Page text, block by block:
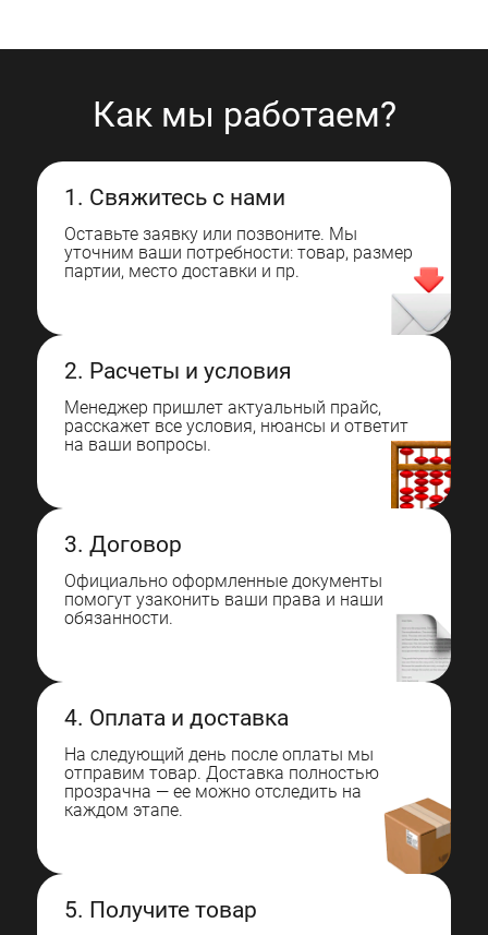
Как мы работаем?
1. Свяжитесь с нами
Оставьте заявку или позвоните. Мы
уточним ваши потребности: товар, размер
партии, место доставки и пр.
2. Расчеты и условия
Менеджер пришлет актуальный прайс,
расскажет все условия, нюансы и ответит
на ваши вопросы.
3. Договор
Официально оформленные документы
помогут узаконить ваши права и наши
обязанности.
4. Оплата и доставка
На следующий день после оплаты мы
отправим товар. Доставка полностью
прозрачна — ее можно отследить на
каждом этапе.
5. Получите товар